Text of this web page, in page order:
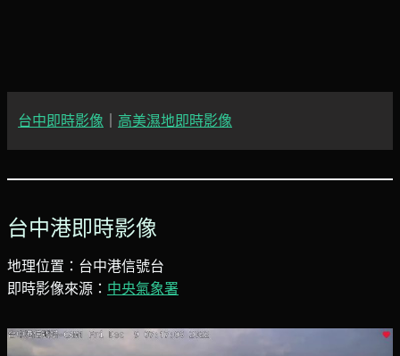
台中即時影像 高美濕地即時影像
台中港即時影像
地理位置：台中港信號台
即時影像來源： 中央氣象署